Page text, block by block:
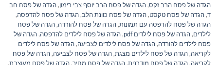
הגדה של פסח הרב זקס,הגדה של פסח הרב יוסף צבי רימון,הגדה של פסח חב
ד,הגדה של פסח טקסט,הגדה של פסח כוונת הלב,הגדה של פסח להדפסה,
הגדה של פסח להדפסה עם תמונות,הגדה של פסח להורדה,הגדה של פסח
לילדים,הגדה של פסח לילדים pdf ,הגדה של פסח לילדים להדפסה,הגדה של
פסח לילדים להורדה,הגדה של פסח לילדים לצביעה,הגדה של פסח לילדים
לקריאה,הגדה של פסח לילדים מצגת,הגדה של פסח לצביעה,הגדה של פסח
לקריאה,הגדה של פסח מודרנית,הגדה של פסח מחיר,הגדה של פסח מעוצבת,